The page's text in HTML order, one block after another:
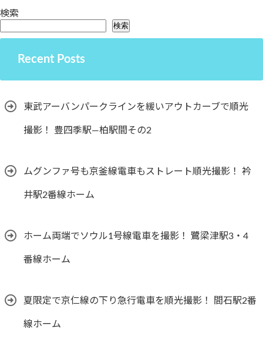
検索
検索
Recent Posts
東武アーバンパークラインを緩いアウトカーブで順光
撮影！ 豊四季駅―柏駅間その2
ムグンファ号も京釜線電車もストレート順光撮影！ 衿
井駅2番線ホーム
ホーム両端でソウル1号線電車を撮影！ 鷺梁津駅3・4
番線ホーム
夏限定で京仁線の下り急行電車を順光撮影！ 間石駅2番
線ホーム